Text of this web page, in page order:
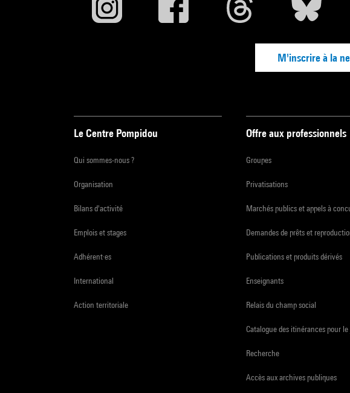
M'inscrire à la
Le Centre Pompidou
Qui sommes-nous ?
Organisation
Bilans d'activité
Emplois et stages
Adhérent·es
International
Action territoriale
Offre aux professionnels
Groupes
Privatisations
Marchés publics et appels à
Demandes de prêts et
Publications et produits dérivés
Enseignants
Relais du champ social
Catalogue des itinérances pour
Recherche
Accès aux archives publiques